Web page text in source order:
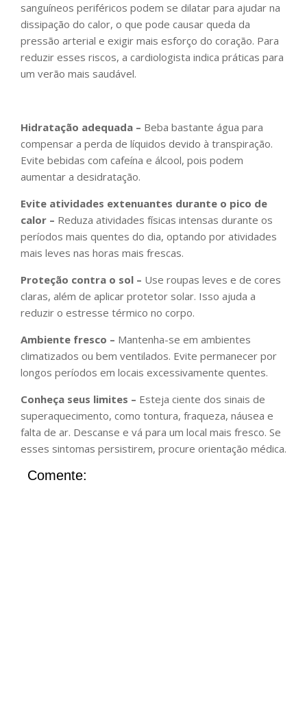
sanguíneos periféricos podem se dilatar para ajudar na
dissipação do calor, o que pode causar queda da
pressão arterial e exigir mais esforço do coração. Para
reduzir esses riscos, a cardiologista indica práticas para
um verão mais saudável.
Hidratação adequada – Beba bastante água para
compensar a perda de líquidos devido à transpiração.
Evite bebidas com cafeína e álcool, pois podem
aumentar a desidratação.
Evite atividades extenuantes durante o pico de
calor – Reduza atividades físicas intensas durante os
períodos mais quentes do dia, optando por atividades
mais leves nas horas mais frescas.
Proteção contra o sol – Use roupas leves e de cores
claras, além de aplicar protetor solar. Isso ajuda a
reduzir o estresse térmico no corpo.
Ambiente fresco – Mantenha-se em ambientes
climatizados ou bem ventilados. Evite permanecer por
longos períodos em locais excessivamente quentes.
Conheça seus limites – Esteja ciente dos sinais de
superaquecimento, como tontura, fraqueza, náusea e
falta de ar. Descanse e vá para um local mais fresco. Se
esses sintomas persistirem, procure orientação médica.
Comente: